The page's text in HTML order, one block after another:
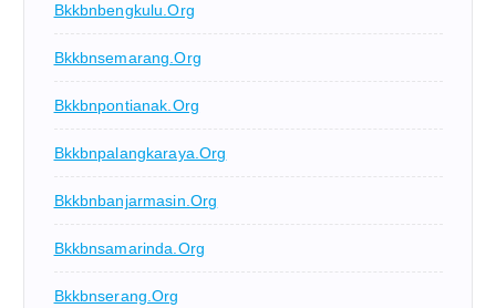
Bkkbnbengkulu.org
Bkkbnsemarang.org
Bkkbnpontianak.org
Bkkbnpalangkaraya.org
Bkkbnbanjarmasin.org
Bkkbnsamarinda.org
Bkkbnserang.org